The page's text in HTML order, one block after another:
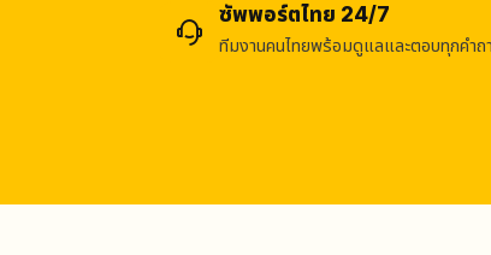
ซัพพอร์ตไทย 24/7
ทีมงานคนไทยพร้อมดูแลและตอบทุกคำถ